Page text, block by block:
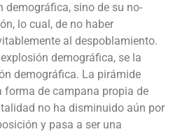
demográfica, sino de su no-
lo cual, de no haber
al despoblamiento.
demográfica, se la
demográfica. La pirámide
de campana propia de
no ha disminuido aún por
y pasa a ser una